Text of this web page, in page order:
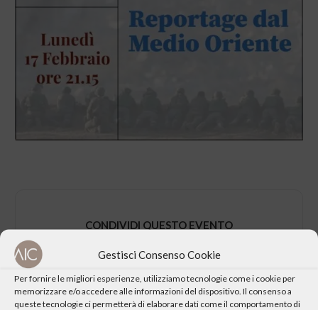
Gestisci Consenso Cookie
Per fornire le migliori esperienze, utilizziamo tecnologie come i cookie per
memorizzare e/o accedere alle informazioni del dispositivo. Il consenso a
queste tecnologie ci permetterà di elaborare dati come il comportamento di
CONDIVIDI QUESTO EVENTO